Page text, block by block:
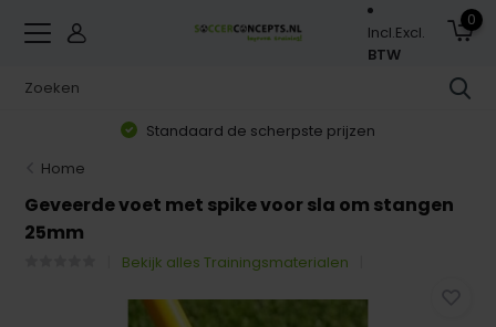
Incl.Excl.
BTW
0
Standaard de scherpste prijzen
Home
Geveerde voet met spike voor sla om stangen
25mm
Bekijk alles Trainingsmaterialen